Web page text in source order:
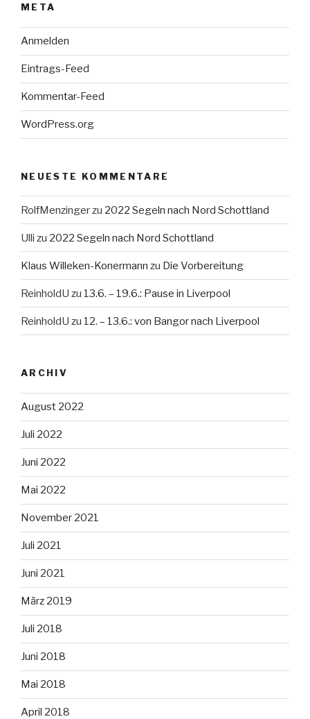
META
Anmelden
Eintrags-Feed
Kommentar-Feed
WordPress.org
NEUESTE KOMMENTARE
RolfMenzingerzu 2022 Segeln nach Nord Schottland
Ulli zu 2022 Segeln nach Nord Schottland
Klaus Willeken-Konermann zu Die Vorbereitung
ReinholdU zu 13.6. – 19.6.: Pause in Liverpool
ReinholdU zu 12. – 13.6.: von Bangor nach Liverpool
ARCHIV
August 2022
Juli 2022
Juni 2022
Mai 2022
November 2021
Juli 2021
Juni 2021
März 2019
Juli 2018
Juni 2018
Mai 2018
April 2018